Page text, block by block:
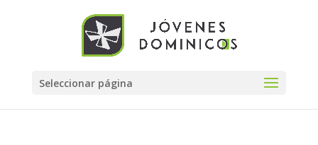
Seleccionar página